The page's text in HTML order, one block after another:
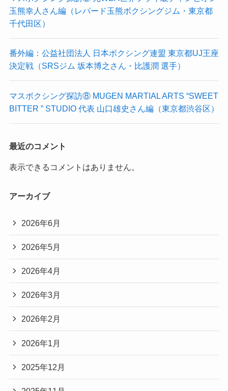
玉熊幸人さん編（レパード玉熊ボクシングジム・東京都
千代田区）
番外編：公益社団法人 日本ボクシング連盟 東京都UJ王座
決定戦（SRSジム 坂本博之さん・比護潤 選手）
マスボクシング探訪⑧ MUGEN MARTIAL ARTS “SWEET
BITTER ” STUDIO 代表 山口雄史さん編（東京都渋谷区）
最近のコメント
表示できるコメントはありません。
アーカイブ
2026年6月
2026年5月
2026年4月
2026年3月
2026年2月
2026年1月
2025年12月